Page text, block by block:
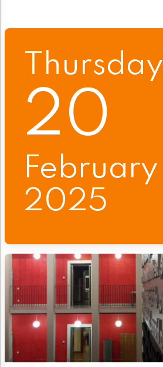
Thursday
20
February
2025